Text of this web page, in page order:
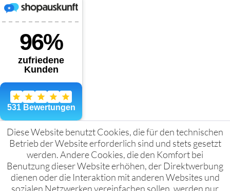
Diese Website benutzt Cookies, die für den technischen
Betrieb der Website erforderlich sind und stets gesetzt
werden. Andere Cookies, die den Komfort bei
Benutzung dieser Website erhöhen, der Direktwerbung
dienen oder die Interaktion mit anderen Websites und
sozialen Netzwerken vereinfachen sollen, werden nur